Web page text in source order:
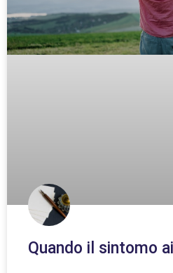
Quando il sintomo